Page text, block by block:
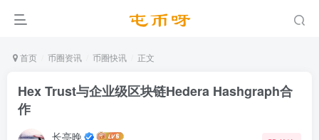
首页 币圈资讯 币圈快讯 正文
Hex Trust与企业级区块链Hedera Hashgraph合
作
长亭晚